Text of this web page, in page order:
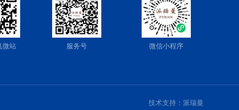
微站 服务号 微信小程序
技术支持： 派瑞曼